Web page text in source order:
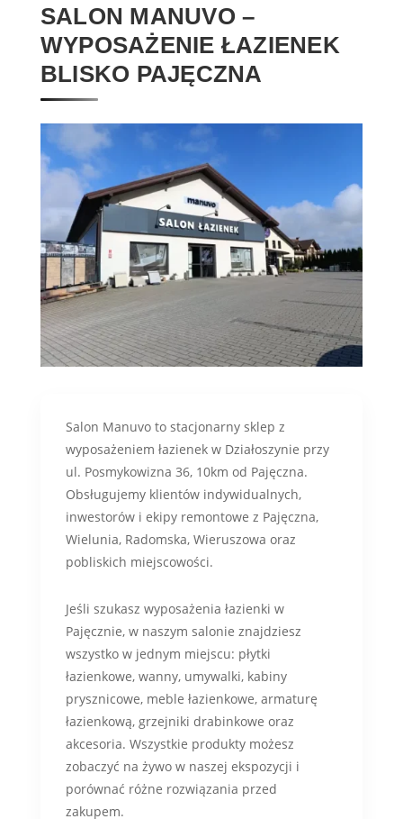
SALON MANUVO –
WYPOSAŻENIE ŁAZIENEK
BLISKO PAJĘCZNA
Salon Manuvo to stacjonarny sklep z
wyposażeniem łazienek w Działoszynie przy
ul. Posmykowizna 36, 10km od Pajęczna.
Obsługujemy klientów indywidualnych,
inwestorów i ekipy remontowe z Pajęczna,
Wielunia, Radomska, Wieruszowa oraz
pobliskich miejscowości.
Jeśli szukasz wyposażenia łazienki w
Pajęcznie, w naszym salonie znajdziesz
wszystko w jednym miejscu: płytki
łazienkowe, wanny, umywalki, kabiny
prysznicowe, meble łazienkowe, armaturę
łazienkową, grzejniki drabinkowe oraz
akcesoria. Wszystkie produkty możesz
zobaczyć na żywo w naszej ekspozycji i
porównać różne rozwiązania przed
zakupem.